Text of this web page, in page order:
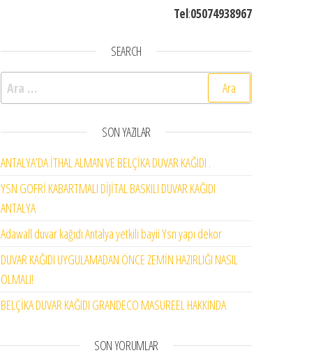
Tel:05074938967
SEARCH
Arama:
SON YAZILAR
ANTALYA’DA İTHAL ALMAN VE BELÇİKA DUVAR KAĞIDI .
YSN GOFRİ KABARTMALI DİJİTAL BASKILI DUVAR KAĞIDI
ANTALYA
Adawall duvar kağıdı Antalya yetkili bayii Ysn yapı dekor
DUVAR KAĞIDI UYGULAMADAN ÖNCE ZEMİN HAZIRLIĞI NASIL
OLMALI!
BELÇİKA DUVAR KAĞIDI GRANDECO MASUREEL HAKKINDA
SON YORUMLAR